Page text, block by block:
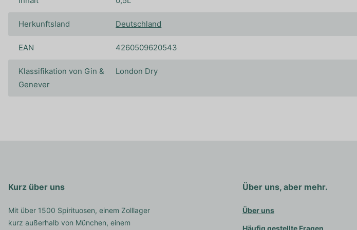
Herkunftsland Deutschland
EAN 4260509620543
Klassifikation von Gin &
Genever
London Dry
Kurz über uns
Mit über 1500 Spirituosen, einem Zolllager
kurz außerhalb von München, einem
Über uns, aber mehr.
Über uns